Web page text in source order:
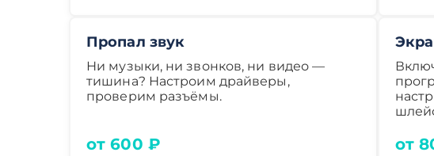
Пропал звук
Ни музыки, ни звонков, ни видео —
тишина? Настроим драйверы,
проверим разъёмы.
от 600 ₽ от